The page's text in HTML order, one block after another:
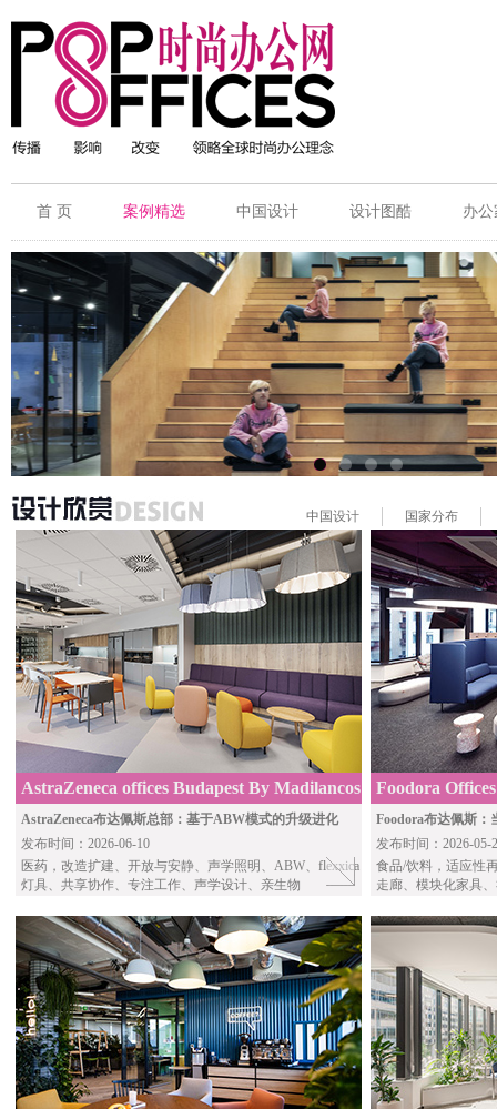
首 页 案例精选 中国设计 设计图酷 办
中国设计 国家分布
AstraZeneca offices Budapest By Madilancos
Studio
AstraZeneca布达佩斯总部：基于ABW模式的升级进化
发布时间：2026-06-10
医药 ，改造扩建、开放与安静、声学照明、ABW、flexxica
灯具、共享协作、专注工作、声学设计、亲生物
Foodora
Foodora布达佩斯：
发布时间：2026-05-
食品/饮料，适应性
走廊、模块化家具